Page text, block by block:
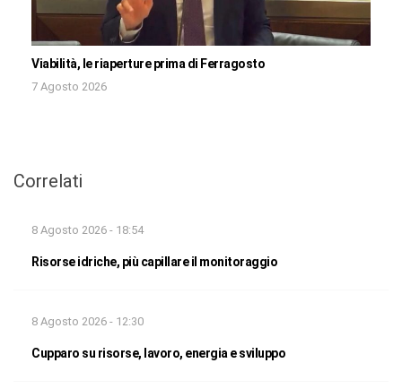
Viabilità, le riaperture prima di Ferragosto
7 Agosto 2026
Correlati
8 Agosto 2026 - 18:54
Risorse idriche, più capillare il monitoraggio
8 Agosto 2026 - 12:30
Cupparo su risorse, lavoro, energia e sviluppo